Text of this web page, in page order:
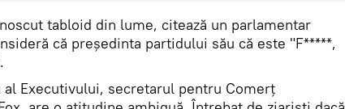
tabloid din lume, citează un parlamentar
că președinta partidului său că este "F*****,
Executivului, secretarul pentru Comerț